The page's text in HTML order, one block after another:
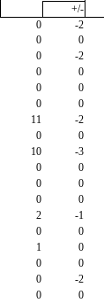
+/-
0 -2
0 0
0 -2
0 0
0 0
0 0
11 -2
0 0
10 -3
0 0
0 0
0 0
2 -1
0 0
1 0
0 0
0 -2
0 0